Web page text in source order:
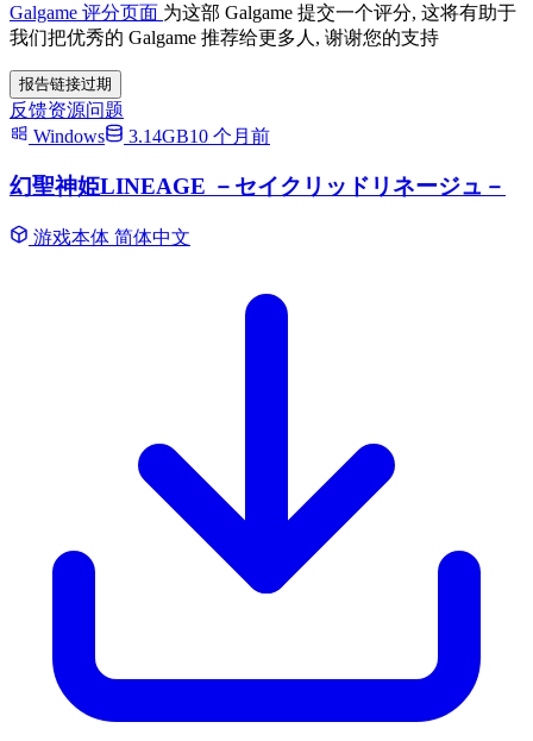
Galgame 评分页面 为这部 Galgame 提交一个评分, 这将有助于
我们把优秀的 Galgame 推荐给更多人, 谢谢您的支持
报告链接过期
反馈资源问题
Windows
3.14GB10 个月前
幻聖神姫LINEAGE －セイクリッドリネージュ－
游戏本体 简体中文